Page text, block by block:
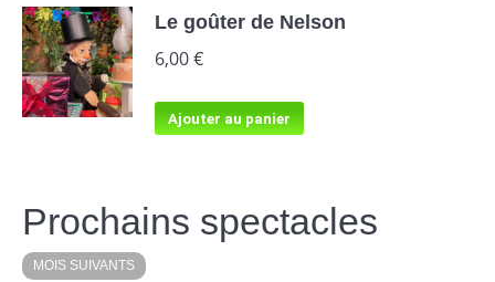
Le goûter de Nelson
6,00€
Ajouter au panier
Prochains spectacles
MOIS SUIVANTS